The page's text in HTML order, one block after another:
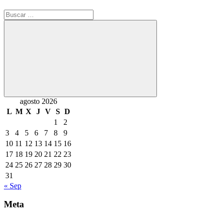
Buscar:
Buscar
agosto 2026
L M X J V S D
1
2
3
4 5 6 7 8
9
10 11 12 13 14 15 16
17 18 19 20 21 22 23
24 25 26 27 28 29 30
31
« Sep
Meta